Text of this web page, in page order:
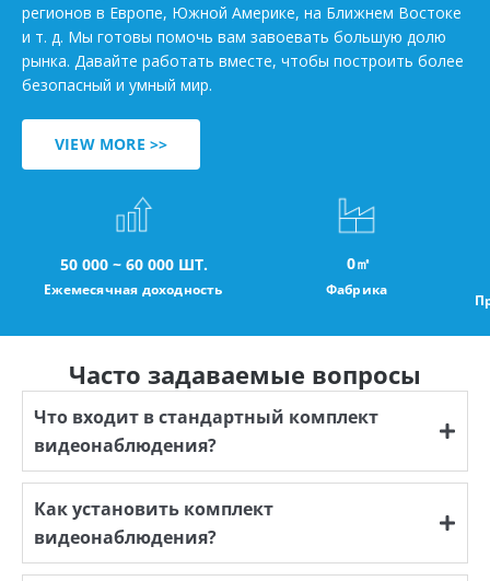
регионов в Европе, Южной Америке, на Ближнем Востоке
и т. д. Мы готовы помочь вам завоевать большую долю
рынка. Давайте работать вместе, чтобы построить более
безопасный и умный мир.
VIEW MORE >>
50 000 ~ 60 000 ШТ.
Ежемесячная доходность Фабрика
0㎡
Часто задаваемые вопросы
Что входит в стандартный комплект
видеонаблюдения?
Как установить комплект
видеонаблюдения?